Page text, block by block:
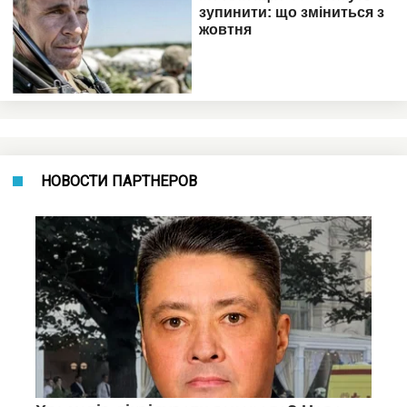
НОВОСТИ ПАРТНЕРОВ